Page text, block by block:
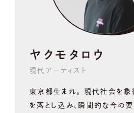
ヤクモタロウ
現代アーティスト
東京都生まれ。 現代社会を象
を落とし込み、瞬間的な今の